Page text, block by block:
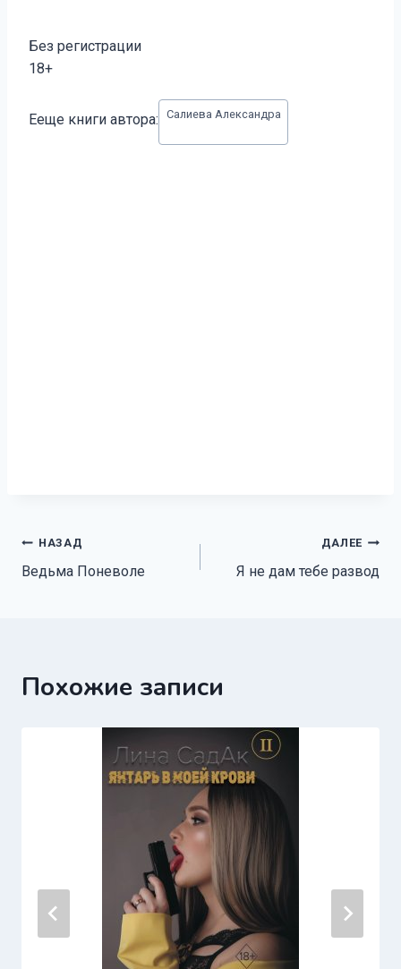
Без регистрации
18+
записи:
Ееще книги автора: Салиева Александра
Навигация
по
НАЗАД
Ведьма Поневоле
ДАЛЕЕ
Я не дам тебе развод
Похожие записи